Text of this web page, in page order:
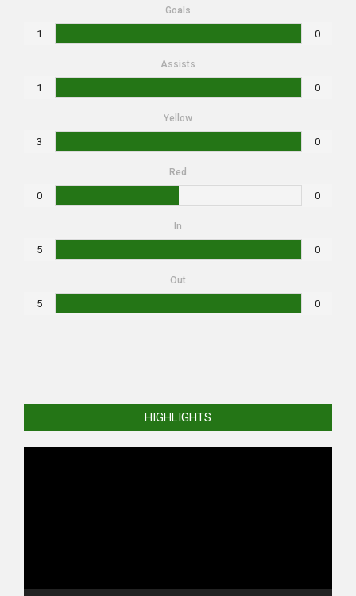
Goals
1 0
Assists
1 0
Yellow
3 0
Red
0 0
In
5 0
Out
5 0
02-
HIGHLIGHTS